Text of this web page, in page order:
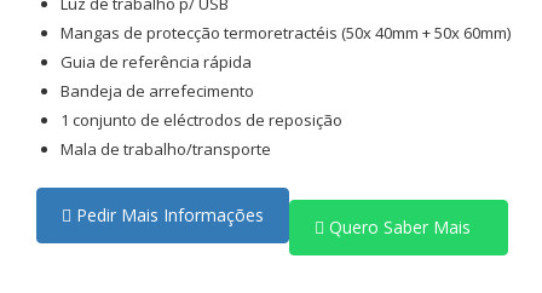
Mangas de protecção termoretractéis (50x 40mm + 50x 60mm)
Guia de referência rápida
Bandeja de arrefecimento
1 conjunto de eléctrodos de reposição
Mala de trabalho/transporte
Pedir Mais Informações
Quero Saber Mais